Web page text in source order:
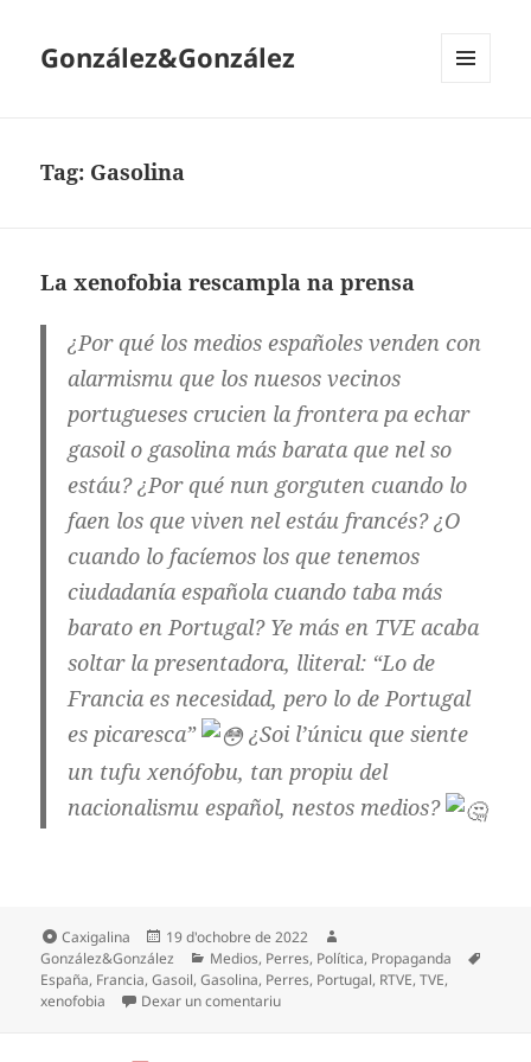
González&González
Tag: Gasolina
La xenofobia rescampla na prensa
¿Por qué los medios españoles venden con
alarmismu que los nuesos vecinos
portugueses crucien la frontera pa echar
gasoil o gasolina más barata que nel so
estáu? ¿Por qué nun gorguten cuando lo
faen los que viven nel estáu francés? ¿O
cuando lo facíemos los que tenemos
ciudadanía española cuando taba más
barato en Portugal? Ye más en TVE acaba
soltar la presentadora, lliteral: “Lo de
Francia es necesidad, pero lo de Portugal
es picaresca”
¿Soi l’únicu que siente
un tufu xenófobu, tan propiu del
nacionalismu español, nestos medios?
Formatu
Caxigalina
Espublizáu
en
19 d'ochobre de 2022
González&González
Categoríes
Medios, Perres, Política, Propaganda
España, Francia,Gasoil,Gasolina, Perres, Portugal, RTVE,TVE,
xenofobia
Dexar un comentariuen La xenofobia rescampla na prensa